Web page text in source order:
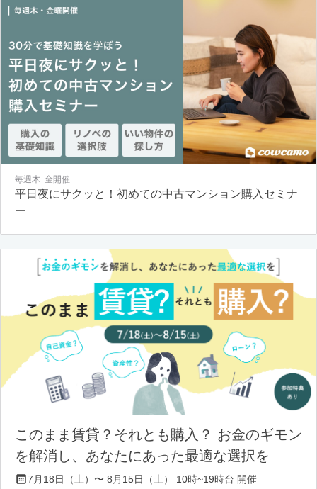
毎週木･金開催
平日夜にサクッと！初めての中古マンション購入セミナ
ー
このまま賃貸？それとも購入？ お金のギモン
を解消し、あなたにあった最適な選択を
7月18日（土）〜 8月15日（土） 10時~19時台 開催